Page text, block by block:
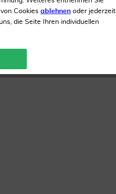
Cookies ablehnen oder jederzeit
die Seite Ihren individuellen